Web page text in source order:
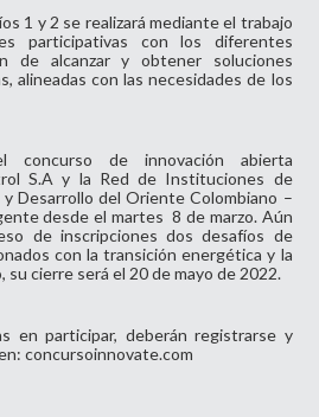
1 y 2 se realizará mediante el trabajo
participativas con los diferentes
de alcanzar y obtener soluciones
alineadas con las necesidades de los
concurso de innovación abierta
S.A y la Red de Instituciones de
Desarrollo del Oriente Colombiano –
desde el martes 8 de marzo. Aún
de inscripciones dos desafíos de
con la transición energética y la
su cierre será el 20 de mayo de 2022.
en participar, deberán registrarse y
concursoinnovate.com